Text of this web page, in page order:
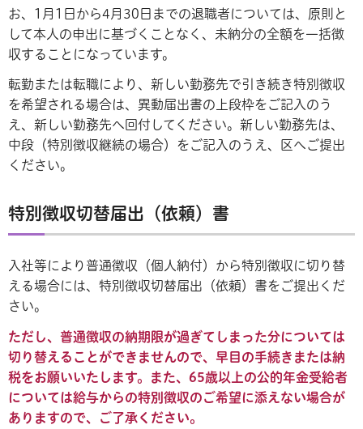
お、1月1日から4月30日までの退職者については、原則と
して本人の申出に基づくことなく、未納分の全額を一括徴
収することになっています。
転勤または転職により、新しい勤務先で引き続き特別徴収
を希望される場合は、異動届出書の上段枠をご記入のう
え、新しい勤務先へ回付してください。新しい勤務先は、
中段（特別徴収継続の場合）をご記入のうえ、区へご提出
ください。
特別徴収切替届出（依頼）書
入社等により普通徴収（個人納付）から特別徴収に切り替
える場合には、特別徴収切替届出（依頼）書をご提出くだ
さい。
ただし、普通徴収の納期限が過ぎてしまった分については
切り替えることができませんので、早目の手続きまたは納
税をお願いいたします。また、65歳以上の公的年金受給者
については給与からの特別徴収のご希望に添えない場合が
ありますので、ご了承ください。